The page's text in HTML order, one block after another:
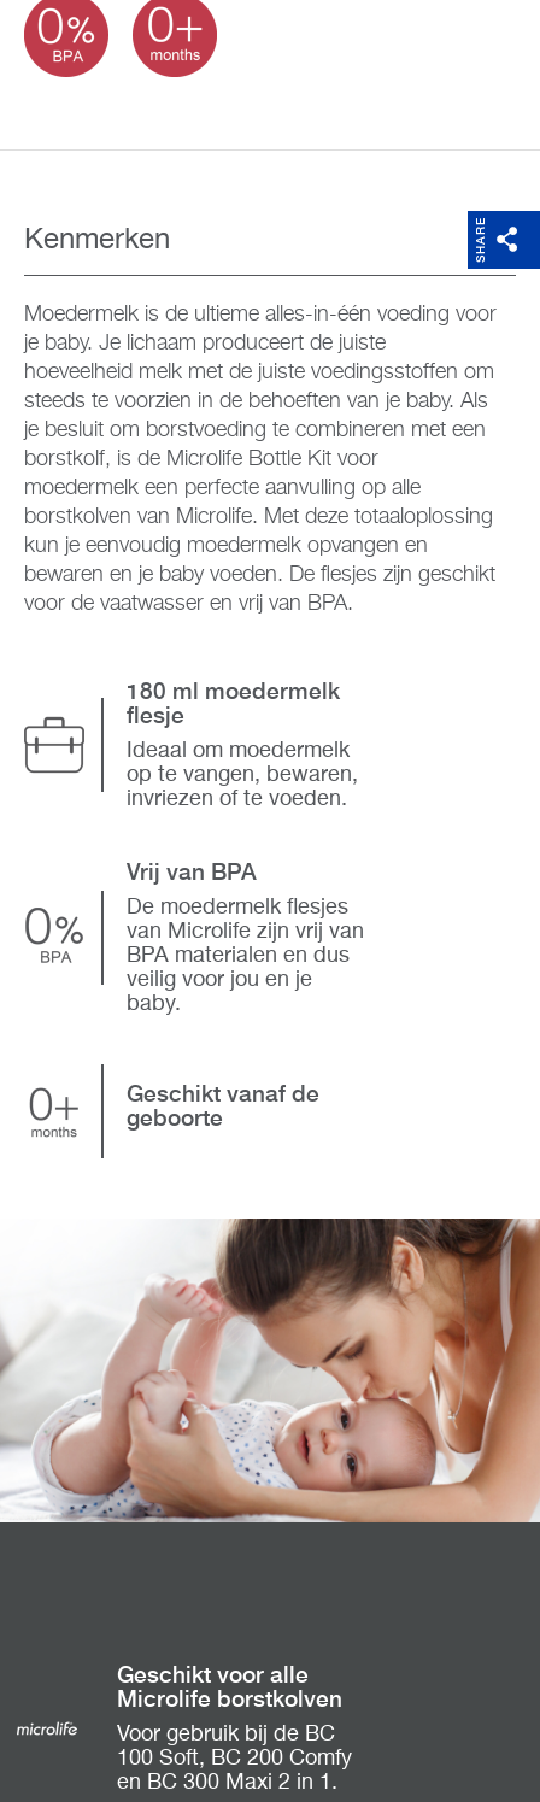
SHARE
Kenmerken
Moedermelk is de ultieme alles-in-één voeding voor
je baby. Je lichaam produceert de juiste
hoeveelheid melk met de juiste voedingsstoffen om
steeds te voorzien in de behoeften van je baby. Als
je besluit om borstvoeding te combineren met een
borstkolf, is de Microlife Bottle Kit voor
moedermelk een perfecte aanvulling op alle
borstkolven van Microlife. Met deze totaaloplossing
kun je eenvoudig moedermelk opvangen en
bewaren en je baby voeden. De flesjes zijn geschikt
voor de vaatwasser en vrij van BPA.
180 ml moedermelk
flesje
Ideaal om moedermelk
op te vangen, bewaren,
invriezen of te voeden.
Vrij van BPA
De moedermelk flesjes
van Microlife zijn vrij van
BPA materialen en dus
veilig voor jou en je
baby.
Geschikt vanaf de
geboorte
Geschikt voor alle
Microlife borstkolven
Voor gebruik bij de BC
100 Soft, BC 200 Comfy
en BC 300 Maxi 2 in 1.